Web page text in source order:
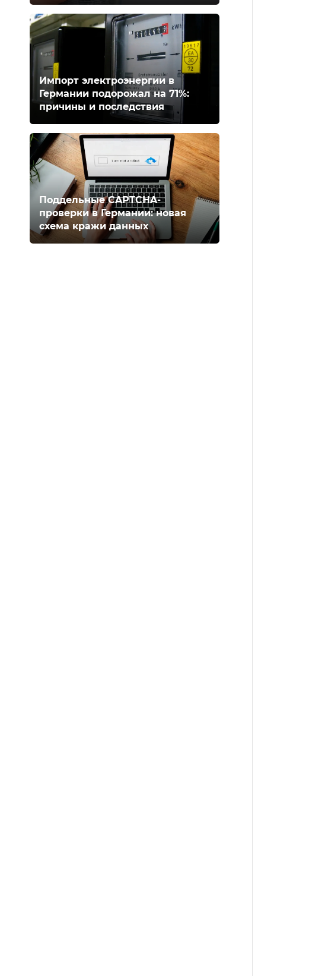
Импорт электроэнергии в
Германии подорожал на 71%:
причины и последствия
Поддельные CAPTCHA-
проверки в Германии: новая
схема кражи данных